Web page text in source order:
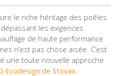
le riche héritage des poêles
les exigences
de haute performance
n’est pas chose aisée. C’est
une toute nouvelle approche
Ecodesign de Stovax